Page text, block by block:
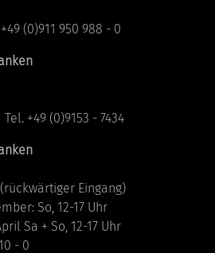
(0)911 950 988 - 0
+49 (0)9153 - 7434
Eingang)
So, 12-17 Uhr
Sa + So, 12-17 Uhr
- 0